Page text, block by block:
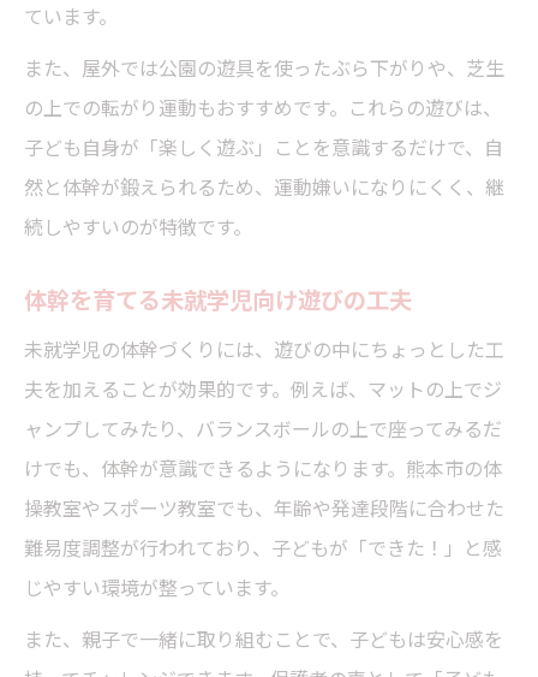
ています。
また、屋外では公園の遊具を使ったぶら下がりや、芝生
の上での転がり運動もおすすめです。これらの遊びは、
子ども自身が「楽しく遊ぶ」ことを意識するだけで、自
然と体幹が鍛えられるため、運動嫌いになりにくく、継
続しやすいのが特徴です。
体幹を育てる未就学児向け遊びの工夫
未就学児の体幹づくりには、遊びの中にちょっとした工
夫を加えることが効果的です。例えば、マットの上でジ
ャンプしてみたり、バランスボールの上で座ってみるだ
けでも、体幹が意識できるようになります。熊本市の体
操教室やスポーツ教室でも、年齢や発達段階に合わせた
難易度調整が行われており、子どもが「できた！」と感
じやすい環境が整っています。
また、親子で一緒に取り組むことで、子どもは安心感を